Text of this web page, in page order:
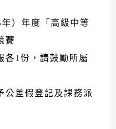
）年度「高級中等
賽
各1份，請鼓勵所屬
公差假登記及課務派